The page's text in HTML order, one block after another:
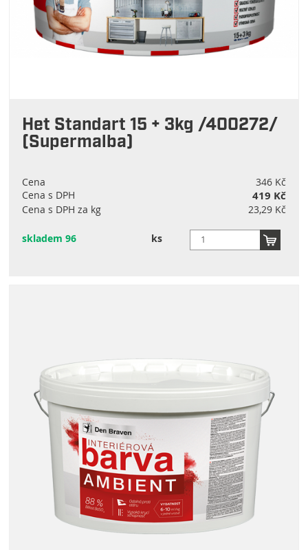
Stachema
Het Standart 15 + 3kg /400272/
(Supermalba)
Cena
346 Kč
Cena s DPH
419 Kč
Cena s DPH za kg 23,29 Kč
skladem 96 ks